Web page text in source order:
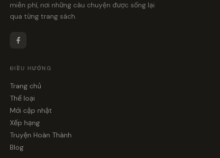
miễn phí, nơi những câu chuyện được sống lại
qua từng trang sách.
ĐIỀU HƯỚNG
Trang chủ
Thể loại
Mới cập nhật
Xếp hạng
Truyện Hoàn Thành
Blog